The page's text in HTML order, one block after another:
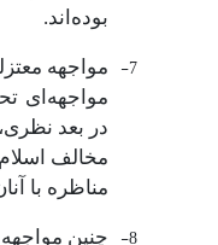
بوده‌اند.
7-
مواجهه
مواجهه‌ای
در بعد
مخالف
مناظره با
چنین